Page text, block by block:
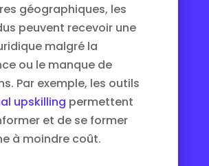
géographiques, les
peuvent recevoir une
malgré la
ou le manque de
Par exemple, les outils
upskilling permettent
et de se former
à moindre coût.